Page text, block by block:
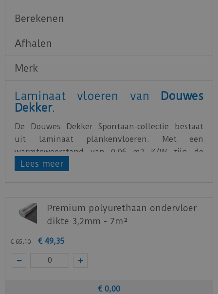
Berekenen
Afhalen
Merk
Laminaat vloeren van Douwes
Dekker.
De Douwes Dekker Spontaan-collectie bestaat
uit laminaat plankenvloeren. Met een
warmteweerstand van 0,06 m2 K/W zijn de
vloeren uitermate geschikt voor
elkaar gelegd middels de uniclic-verbinding. De
vloeren zijn onderhoudsarm en uitstekend
bestand tegen krassen.
Downloadhier
Staal aanvragen
Benieuwd hoe deze nieuwe vloer eruit ziet bij je
Lees meer
Premium polyurethaan ondervloer
dikte 3,2mm - 7m²
€ 65,10 € 49,35
€ 0,00